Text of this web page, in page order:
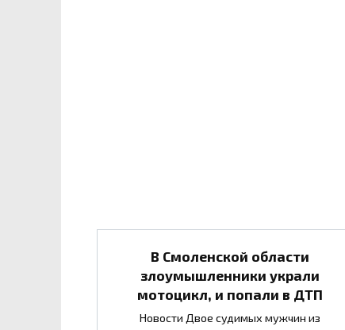
В Смоленской области
злоумышленники украли
мотоцикл, и попали в ДТП
Новости Двое судимых мужчин из